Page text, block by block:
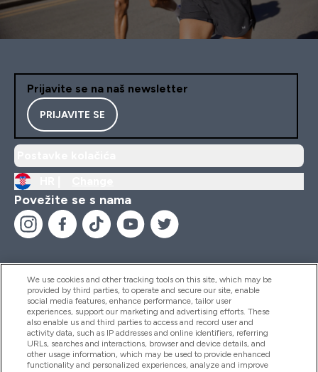
Prijavite se na naš newsletter
PRIJAVITE SE
Povežite se s nama
Pomoć I Informacije
Proizvodi
We use cookies and other tracking tools on this site, which may be
provided by third parties, to operate and secure our site, enable
social media features, enhance performance, tailor user
experiences, support our marketing and advertising efforts. These
also enable us and third parties to access and record user and
activity data, such as IP addresses and online identifiers, referring
URLs, searches and interactions, browser and device details, and
other usage information, which may be used to provide enhanced
functionality and personalized experiences, analyze and improve